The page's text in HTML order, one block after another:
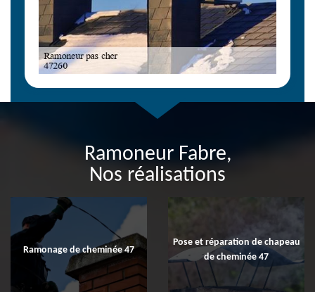
Ramoneur Fabre,
Nos réalisations
Ramonage de cheminée 47
Pose et réparation de chapeau
de cheminée 47